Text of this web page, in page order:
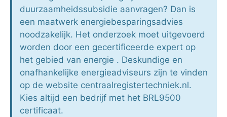
duurzaamheidssubsidie aanvragen? Dan is
een maatwerk energiebesparingsadvies
noodzakelijk. Het onderzoek moet uitgevoerd
worden door een gecertificeerde expert op
het gebied van energie . Deskundige en
onafhankelijke energieadviseurs zijn te vinden
op de website centraalregistertechniek.nl.
Kies altijd een bedrijf met het BRL9500
certificaat.